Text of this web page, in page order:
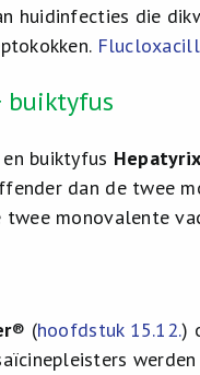
huidinfecties die
buiktyfus
buiktyfus Hepatyrix
dan de twee
monovalente
® (hoofdstuk 15.12.)